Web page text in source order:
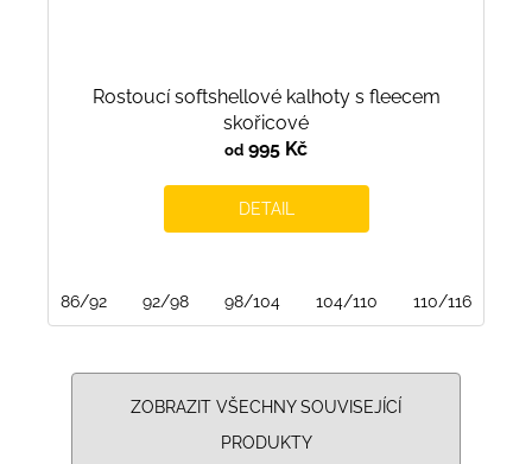
Rostoucí softshellové kalhoty s fleecem
skořicové
od 995 Kč
DETAIL
86/92 92/98 98/104 104/110 110/116
ZOBRAZIT VŠECHNY SOUVISEJÍCÍ
PRODUKTY